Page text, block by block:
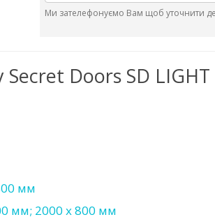
Ми зателефонуємо Вам щоб уточнити
Doors SD
мм
мм; 2000 х 800 мм